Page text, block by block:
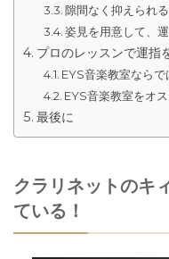
隙間なく抑えられ
姿見を用意して、
プロのレッスンで運指
EYS音楽教室ならで
EYS音楽教室をオ
最後に
クラリネットのキ
ている！